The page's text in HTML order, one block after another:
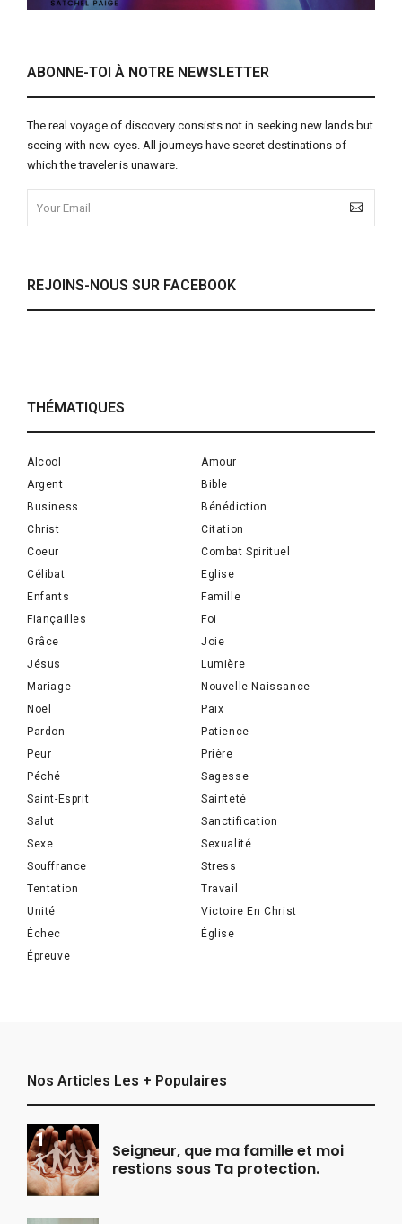
ABONNE-TOI À NOTRE NEWSLETTER
The real voyage of discovery consists not in seeking new lands but
seeing with new eyes. All journeys have secret destinations of
which the traveler is unaware.
REJOINS-NOUS SUR FACEBOOK
THÉMATIQUES
Alcool
Amour
Argent
Bible
Business
Bénédiction
Christ
Citation
Coeur
Combat Spirituel
Célibat
Eglise
Enfants
Famille
Fiançailles
Foi
Grâce
Joie
Jésus
Lumière
Mariage
Nouvelle Naissance
Noël
Paix
Pardon
Patience
Peur
Prière
Péché
Sagesse
Saint-Esprit
Sainteté
Salut
Sanctification
Sexe
Sexualité
Souffrance
Stress
Tentation
Travail
Unité
Victoire En Christ
Échec
Église
Épreuve
Nos Articles Les + Populaires
Seigneur, que ma famille et moi
restions sous Ta protection.